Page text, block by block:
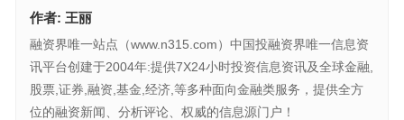
作者: 王丽
融资界唯一站点（www.n315.com）中国投融资界唯一信息资
讯平台创建于2004年:提供7X24小时投资信息资讯及全球金融,
股票,证券,融资,基金,经济,等多种面向金融类服务，提供全方
位的融资新闻、分析评论、权威的信息源门户！